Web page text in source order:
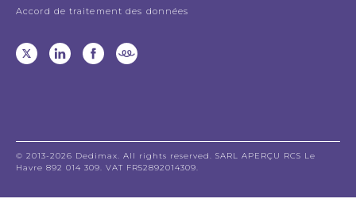
Accord de traitement des données
© 2013-2026 Dedimax. All rights reserved. SARL APERÇU RCS Le
Havre 892 014 309. VAT FR52892014309.